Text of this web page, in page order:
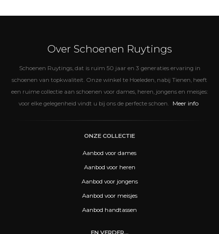
Over Schoenen Ruytings
Schoenen Ruytings, dat is ruim 50 jaar en 3 generaties ervaring in
schoenen van topkwaliteit. Onze winkel te Hoeleden, nabij Tienen, heeft
een ruime collectie aan schoenen voor dames, heren, jongens en meisjes:
voor elke gelegenheid vindt u bij ons de perfecte schoen.
Meer info
ONZE COLLECTIE
Aanbod voor dames
Aanbod voor heren
Aanbod voor jongens
Aanbod voor meisjes
Aanbod handtassen
EN VERDER...